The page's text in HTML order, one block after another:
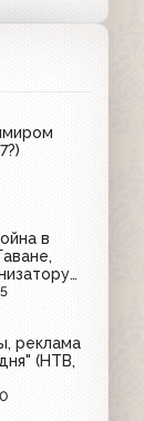
в
реклама
(НТВ,